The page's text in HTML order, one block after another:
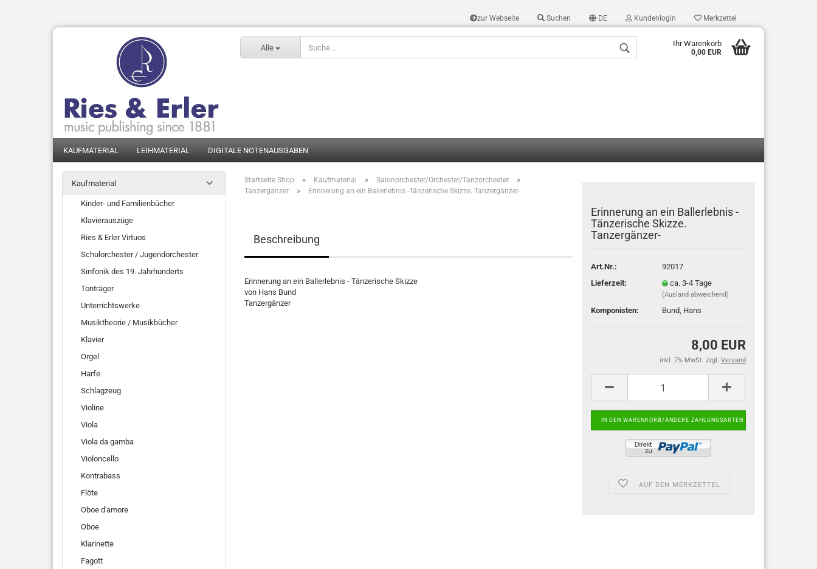
zur Webseite Suchen DE Kundenlogin
Konto erstellen
Merkzettel
Alle Ihr Warenkorb
0,00 EUR
KAUFMATERIAL LEIHMATERIAL DIGITALE NOTENAUSGABEN
Startseite Shop » Kaufmaterial » Salonorchester/Orchester/Tanzorchester »
Tanzergänzer » Erinnerung an ein Ballerlebnis -Tänzerische Skizze. Tanzergänzer-
Erinnerung an ein Ballerlebnis -
Tänzerische Skizze.
Tanzergänzer-
Art.Nr.:
92017
Lieferzeit:
ca. 3-4 Tage
(Ausland abweichend)
Komponisten: Bund, Hans
8,00 EUR
inkl. 7% MwSt. zzgl. Versand
AUF DEN MERKZETTEL
Beschreibung
Erinnerung an ein Ballerlebnis - Tänzerische Skizze
von Hans Bund
Tanzergänzer
Kaufmaterial
Kinder- und Familienbücher
Klavierauszüge
Ries & Erler Virtuos
Schulorchester / Jugendorchester
Sinfonik des 19. Jahrhunderts
Tonträger
Unterrichtswerke
Musiktheorie / Musikbücher
Klavier
Orgel
Harfe
Schlagzeug
Violine
Viola
Viola da gamba
Violoncello
Kontrabass
Flöte
Oboe d'amore
Oboe
Klarinette
Fagott